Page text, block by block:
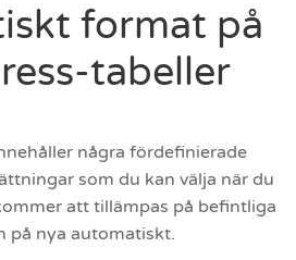
format på
tabeller
några fördefinierade
som du kan välja när du
att tillämpas på befintliga
på nya automatiskt.